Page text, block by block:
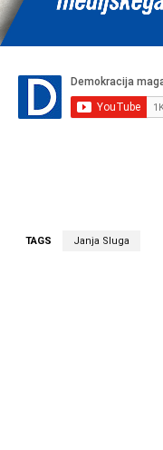
TAGS Janja Sluga